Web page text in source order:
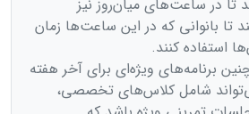
تا در ساعت‌های میان‌روز نیز
تا بانوانی که در این ساعت‌ها زمان
استفاده کنند.
برنامه‌های ویژه‌ای برای آخر هفته
شامل کلاس‌های تخصصی،